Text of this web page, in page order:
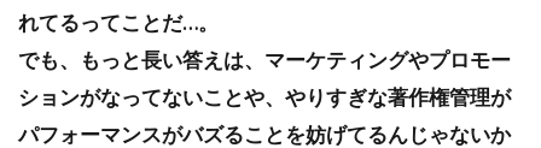
れてるってことだ…。
でも、もっと長い答えは、マーケティングやプロモー
ションがなってないことや、やりすぎな著作権管理が
パフォーマンスがバズることを妨げてるんじゃないか